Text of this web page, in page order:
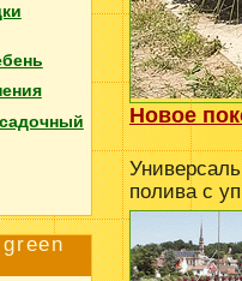
Новое
полива с